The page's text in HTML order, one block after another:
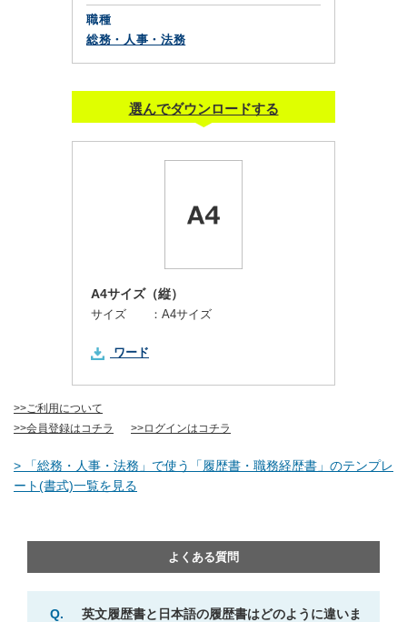
職種
総務・人事・法務
選んでダウンロードする
A4サイズ（縦）
サイズ ： A4サイズ
ワード
>>ご利用について
>>会員登録はコチラ
>>ログインはコチラ
> 「総務・人事・法務」で使う「履歴書・職務経歴書」のテンプレ
ート(書式)一覧を見る
よくある質問
Q.
英文履歴書と日本語の履歴書はどのように違いま